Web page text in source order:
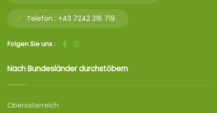
Telefon : +43 7242 316 719
Folgen Sie uns :
Nach Bundesländer durchstöbern
Oberösterreich